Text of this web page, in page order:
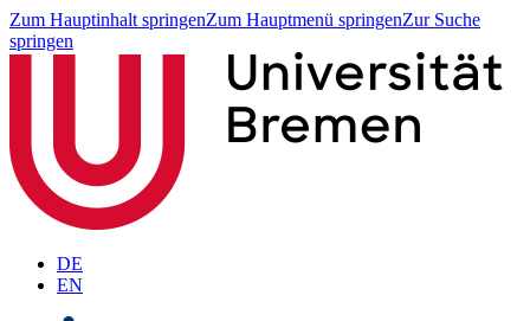
Zum Hauptinhalt springenZum Hauptmenü springenZur Suche
springen
DE
EN